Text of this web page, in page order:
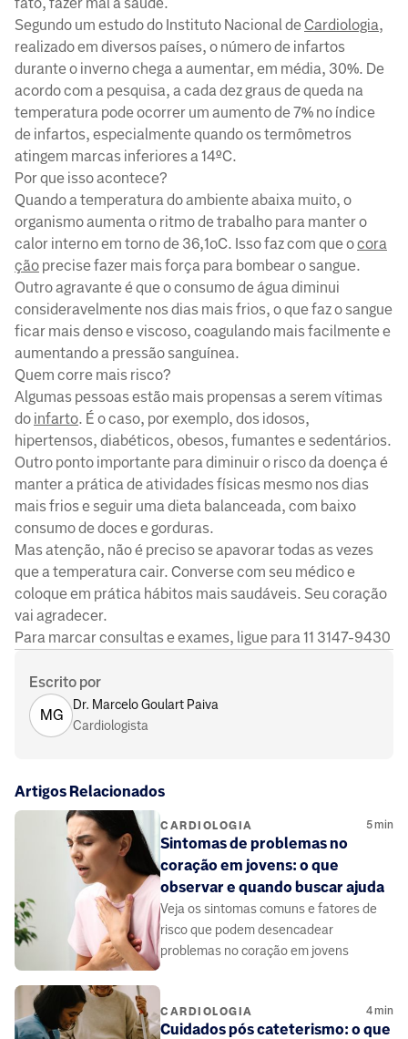
Segundo um estudo do Instituto Nacional deCardiologia,
realizado em diversos países, o número de infartos
durante o inverno chega a aumentar, em média, 30%. De
acordo com a pesquisa, a cada dez graus de queda na
temperatura pode ocorrer um aumento de 7% no índice
de infartos, especialmente quando os termômetros
atingem marcas inferiores a 14ºC.
Por que isso acontece?
Quando a temperatura do ambiente abaixa muito, o
organismo aumenta o ritmo de trabalho para manter o
calor interno em torno de 36,1oC. Isso faz com que ocora
ção precise fazer mais força para bombear o sangue.
Outro agravante é que o consumo de água diminui
consideravelmente nos dias mais frios, o que faz o sangue
ficar mais denso e viscoso, coagulando mais facilmente e
aumentando a pressão sanguínea.
Quem corre mais risco?
Algumas pessoas estão mais propensas a serem vítimas
do infarto. É o caso, por exemplo, dos idosos,
hipertensos, diabéticos, obesos, fumantes e sedentários.
Outro ponto importante para diminuir o risco da doença é
manter a prática de atividades físicas mesmo nos dias
mais frios e seguir uma dieta balanceada, com baixo
consumo de doces e gorduras.
Mas atenção, não é preciso se apavorar todas as vezes
que a temperatura cair. Converse com seu médico e
coloque em prática hábitos mais saudáveis. Seu coração
vai agradecer.
Para marcar consultas e exames, ligue para 11 3147-9430
Escrito por
MG
Dr. Marcelo Goulart Paiva
Cardiologista
Artigos Relacionados
CARDIOLOGIA 5min
Sintomas de problemas no
coração em jovens: o que
observar e quando buscar ajuda
Veja os sintomas comuns e fatores de
risco que podem desencadear
problemas no coração em jovens
CARDIOLOGIA 4min
Cuidados pós cateterismo: o que